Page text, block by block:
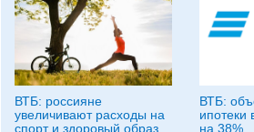
ВТБ: россияне
увеличивают расходы на
спорт и здоровый образ
ВТБ:
ипотеки
на 38%